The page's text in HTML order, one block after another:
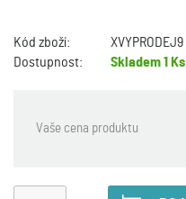
Kód zboží:
XVYPRODEJ9
Dostupnost:
Skladem1 Ks
Vaše cena produktu